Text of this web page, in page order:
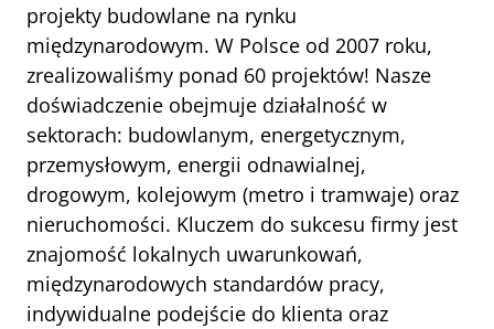
projekty budowlane na rynku
międzynarodowym. W Polsce od 2007 roku,
zrealizowaliśmy ponad 60 projektów! Nasze
doświadczenie obejmuje działalność w
sektorach: budowlanym, energetycznym,
przemysłowym, energii odnawialnej,
drogowym, kolejowym (metro i tramwaje) oraz
nieruchomości. Kluczem do sukcesu firmy jest
znajomość lokalnych uwarunkowań,
międzynarodowych standardów pracy,
indywidualne podejście do klienta oraz